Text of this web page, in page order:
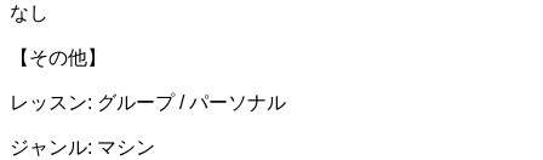
なし
【その他】
レッスン: グループ / パーソナル
ジャンル: マシン